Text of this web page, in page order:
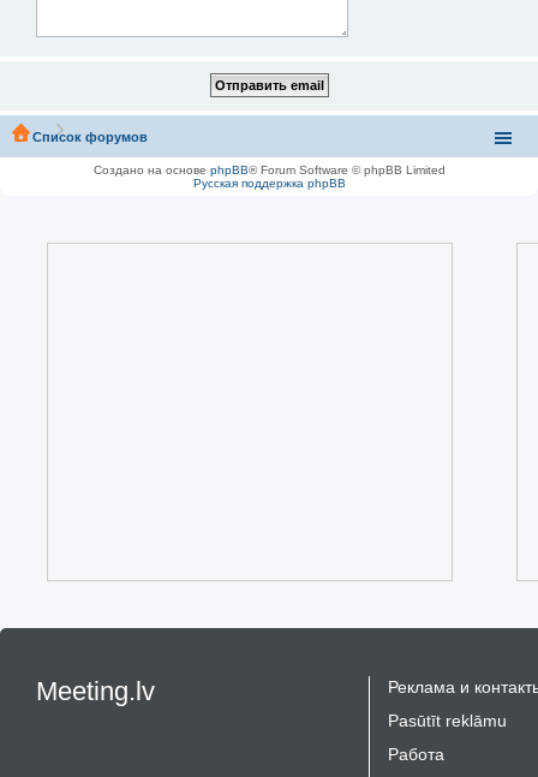
Список форумов
Создано на основе phpBB® Forum Software © phpBB Limited
Русская поддержка phpBB
Meeting.lv
Реклама и
Pasūtīt reklāmu
Работа